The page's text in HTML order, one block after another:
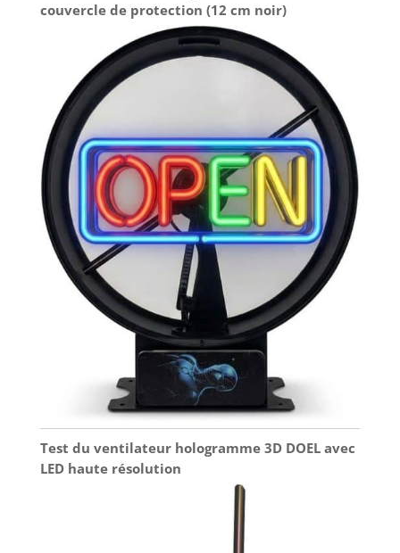
couvercle de protection (12 cm noir)
Test du ventilateur hologramme 3D DOEL avec
LED haute résolution